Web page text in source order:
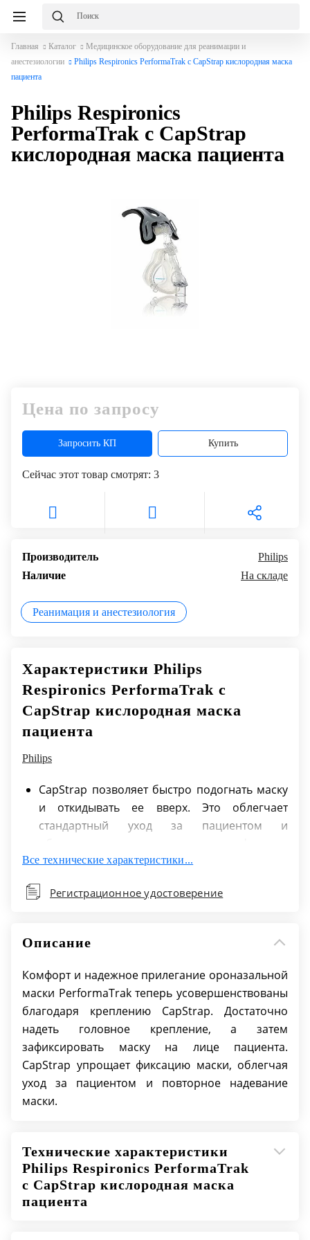
Главная Каталог
Медицинское оборудование для реанимации и
анестезиологии
Philips Respironics PerformaTrak с CapStrap кислородная маска
пациента
Philips Respironics
PerformaTrak с CapStrap
кислородная маска пациента
Цена по запросу
Запросить КП Купить
Сейчас этот товар смотрят: 3
Производитель
Philips
Наличие
На складе
Реанимация и анестезиология
Характеристики Philips
Respironics PerformaTrak с
CapStrap кислородная маска
пациента
Philips
CapStrap позволяет быстро подогнать маску
и откидывать ее вверх. Это облегчает
стандартный уход за пациентом и
прилегание
размерах, которые подходят для разных
Совместимость с Digital Auto-Trak для
улучшения проведения неинвазивной
вентиляции легких
Маска PerformaTrak снижает давление,
оказываемое на лицо, обеспечивая при этом
плотное прилегание даже к чувствительной
области переносицы. Давление маски в этой
зоне может регулироваться, чтобы пациент
чувствовал себя более комфортно при
головного крепления и легко снимать маску
Быстрое переключение между контурами с
одним или двумя шлангами возможно
благодаря замене углового патрубка. Выбор
Все технические характеристики...
Регистрационное удостоверение
Описание
Комфорт и надежное прилегание ороназальной
маски PerformaTrak теперь усовершенствованы
благодаря креплению CapStrap. Достаточно
надеть головное крепление, а затем
зафиксировать маску на лице пациента.
CapStrap упрощает фиксацию маски, облегчая
уход за пациентом и повторное надевание
маски.
Технические характеристики
Philips Respironics PerformaTrak
с CapStrap кислородная маска
пациента